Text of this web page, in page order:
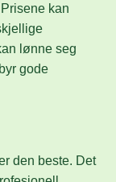
kan
lønne seg
gode
den beste. Det